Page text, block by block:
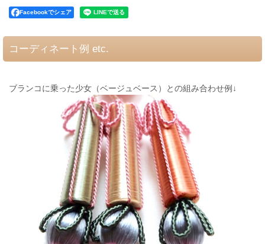
Facebookでシェア
コーディネート例 etc.
ブランコに乗った少女（ベージュベース）との組み合わせ例↓